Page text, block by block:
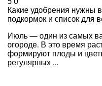
Какие удобрения нужны
подкормок и список для
Июль — один из самых
огороде. В это время
формируют плоды и
регулярных ...